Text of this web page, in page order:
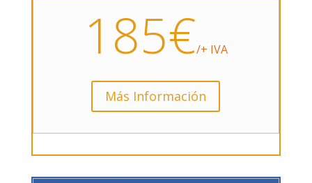
185€/+ IVA
Más Información